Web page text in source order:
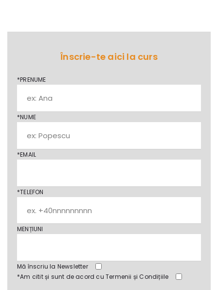
Înscrie-te aici la curs
*PRENUME
*NUME
*EMAIL
*TELEFON
MENȚIUNI
Mă înscriu la Newsletter
*Am citit și sunt de acord cu Termenii și Condițiile